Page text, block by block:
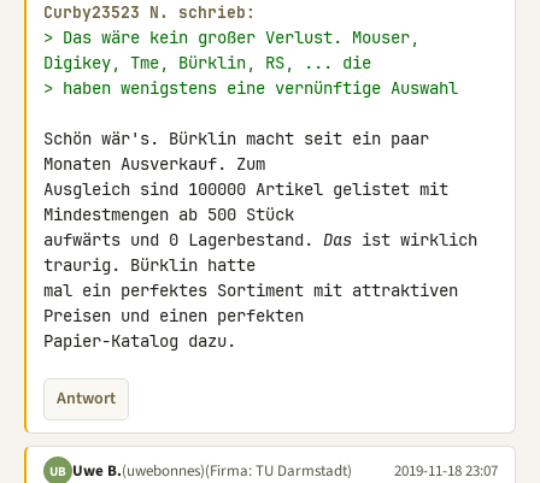
Curby23523 N. schrieb:
> Das wäre kein großer Verlust. Mouser,
Digikey, Tme, Bürklin, RS, ... die
> haben wenigstens eine vernünftige Auswahl
Schön wär's. Bürklin macht seit ein paar
Monaten Ausverkauf. Zum
Ausgleich sind 100000 Artikel gelistet mit
Mindestmengen ab 500 Stück
aufwärts und 0 Lagerbestand. Das ist wirklich
traurig. Bürklin hatte
mal ein perfektes Sortiment mit attraktiven
Preisen und einen perfekten
Papier-Katalog dazu.
Antwort
UB Uwe B.(uwebonnes)(Firma: TU Darmstadt) 2019-11-18 23:07